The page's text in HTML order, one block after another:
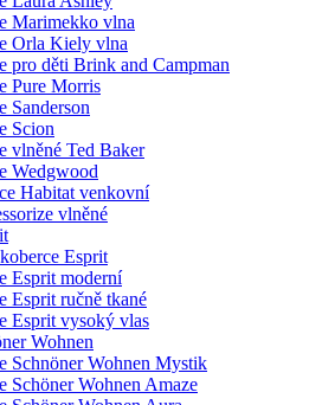
Marimekko vlna
Orla Kiely vlna
pro děti Brink and Campman
Pure Morris
Sanderson
Scion
vlněné Ted Baker
Wedgwood
Habitat venkovní
vlněné
Esprit
Esprit moderní
Esprit ručně tkané
Esprit vysoký vlas
Wohnen
Schnöner Wohnen Mystik
Schöner Wohnen Amaze